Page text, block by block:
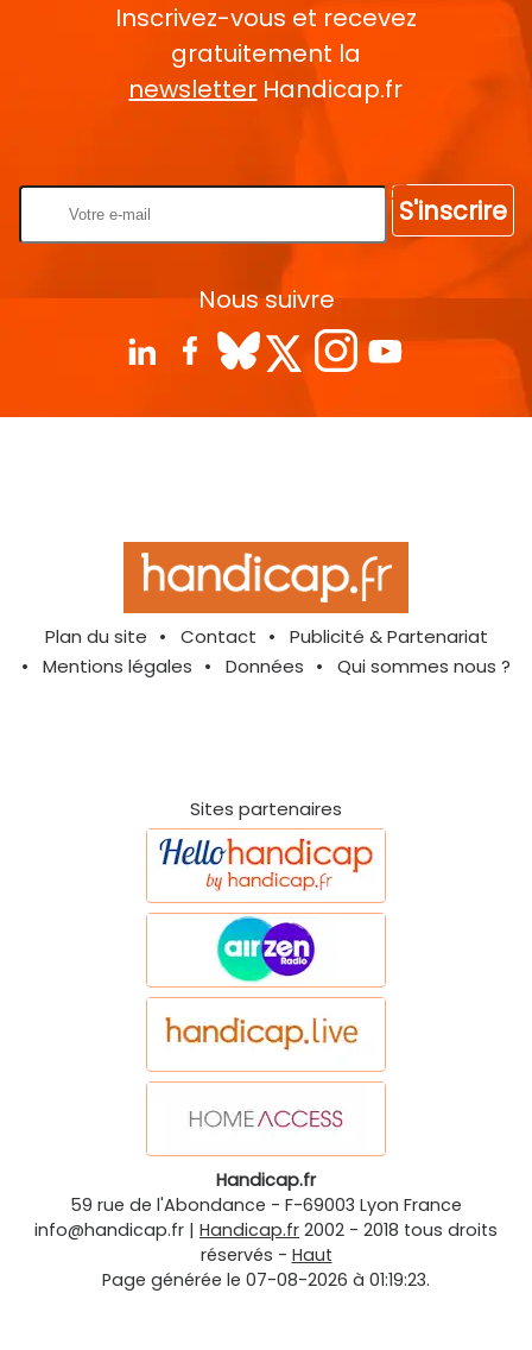
Inscrivez-vous et recevez
gratuitement la
newsletter Handicap.fr
S'inscrire
Nous suivre
Plan du site Contact
Publicité & Partenariat
Mentions légales
Données Qui sommes nous ?
Sites partenaires
Handicap.fr
59 rue de l'Abondance - F-69003 Lyon France
info@handicap.fr | Handicap.fr 2002 - 2018 tous droits
réservés - Haut
Page générée le 07-08-2026 à 01:19:23.